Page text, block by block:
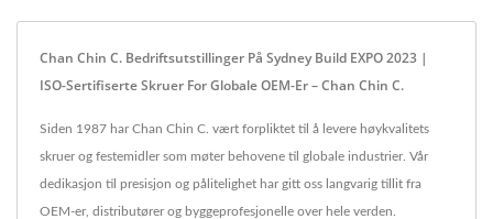
Chan Chin C. Bedriftsutstillinger På Sydney Build EXPO 2023 |
ISO-Sertifiserte Skruer For Globale OEM-Er – Chan Chin C.
Siden 1987 har Chan Chin C. vært forpliktet til å levere høykvalitets
skruer og festemidler som møter behovene til globale industrier. Vår
dedikasjon til presisjon og pålitelighet har gitt oss langvarig tillit fra
OEM-er, distributører og byggeprofesjonelle over hele verden.